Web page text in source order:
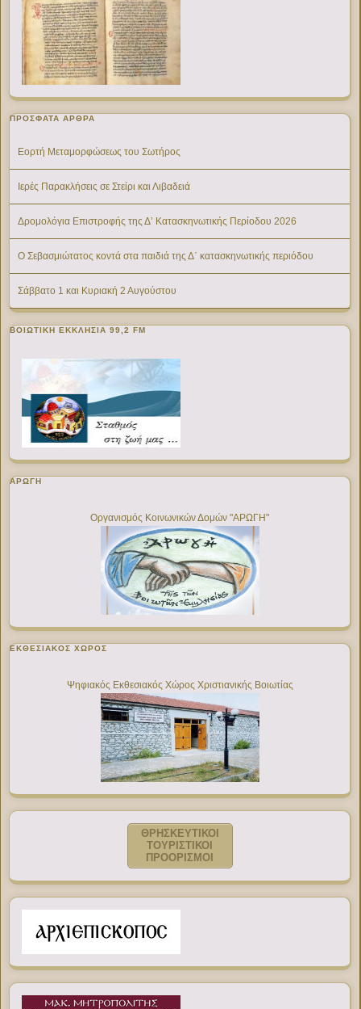
ΠΡΌΣΦΑΤΑ ΆΡΘΡΑ
Εορτή Μεταμορφώσεως του Σωτήρος
Ιερές Παρακλήσεις σε Στείρι και Λιβαδειά
Δρομολόγια Επιστροφής της Δ’ Κατασκηνωτικής Περίοδου 2026
Ο Σεβασμιώτατος κοντά στα παιδιά της Δ΄ κατασκηνωτικής περιόδου
Σάββατο 1 και Κυριακή 2 Αυγούστου
ΒΟΙΩΤΙΚΉ ΕΚΚΛΗΣΊΑ 99,2 FM
ΑΡΩΓΗ
Οργανισμός Κοινωνικών Δομών "ΑΡΩΓΗ"
ΕΚΘΕΣΙΑΚΌΣ ΧΏΡΟΣ
Ψηφιακός Εκθεσιακός Χώρος Χριστιανικής Βοιωτίας
ΘΡΗΣΚΕΥΤΙΚΟΙ
ΤΟΥΡΙΣΤΙΚΟΙ
ΠΡΟΟΡΙΣΜΟΙ